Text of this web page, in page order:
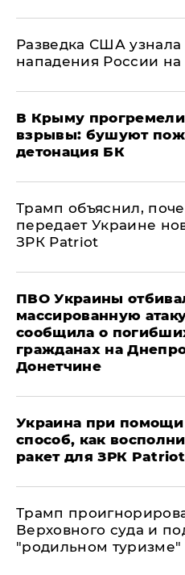
Разведка США узнала
нападения России на
В Крыму
взрывы: бушуют
детонация БК
Трамп объяснил,
передает Украине
ЗРК Patriot
ПВО Украины
массированную
сообщила о
гражданах на
Донетчине
Украина при
способ, как
ракет для ЗРК Patriot
Трамп
Верховного суда и
"родильном туризме"